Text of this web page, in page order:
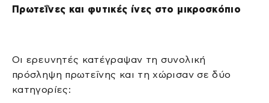
Πρωτεΐνες και φυτικές ίνες στο μικροσκόπιο
Οι ερευνητές κατέγραψαν τη συνολική
πρόσληψη πρωτεΐνης και τη χώρισαν σε δύο
κατηγορίες: